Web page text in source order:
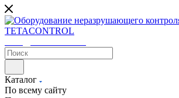
Каталог
По всему сайту